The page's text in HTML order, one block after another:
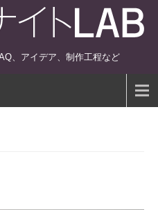
、アイデア、制作工程など